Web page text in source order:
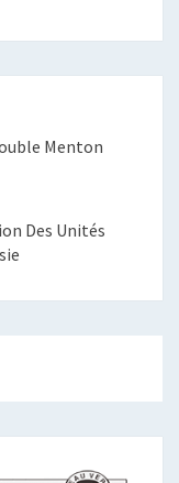
Menton
Des Unités